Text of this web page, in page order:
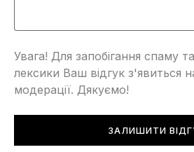
Увага! Для запобігання спаму
лексики Ваш відгук з'явиться
модерації. Дякуємо!
ЗАЛИШИТИ